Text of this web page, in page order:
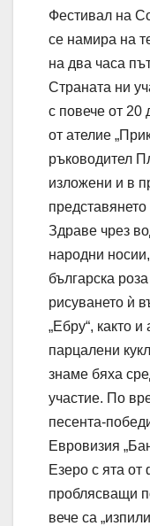
Фестивал на
се намира на
на два часа
Страната ни
с повече от 20
от ателие
ръководител
изложени и в
Здраве чрез
народни
българска
рисуването ѝ
„Ебру“, както
парцалени
знаме бяха
участие. По
песента-
Евровизия
Езеро с ята от
проблясващи
вече са